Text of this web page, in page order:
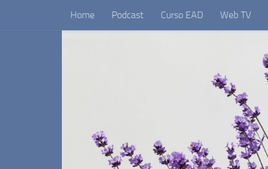
Skip to contentHome Podcast Curso EAD Web TV